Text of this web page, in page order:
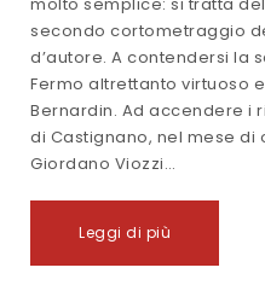
secondo cortometraggio
d’autore. A contendersi la
Fermo altrettanto virtuoso
Bernardin. Ad accendere i
di Castignano, nel mese di
Giordano Viozzi…
Leggi di più